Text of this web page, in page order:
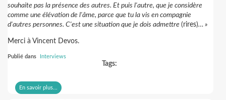
souhaite pas la présence des autres. Et puis l'autre, que je considère
comme une élévation de l'âme, parce que tu la vis en compagnie
d'autres personnes. C'est une situation que je dois admettre (rires)… »
Merci à Vincent Devos.
Publié dans Interviews
Tags:
En savoir plus...